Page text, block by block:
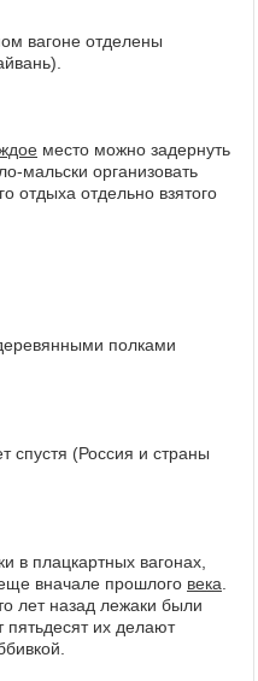
вагоне отделены
место можно задернуть
мальски организовать
отдыха отдельно взятого
полками
спустя (Россия и страны
в плацкартных вагонах,
вначале прошлого века
лет назад лежаки были
их делают